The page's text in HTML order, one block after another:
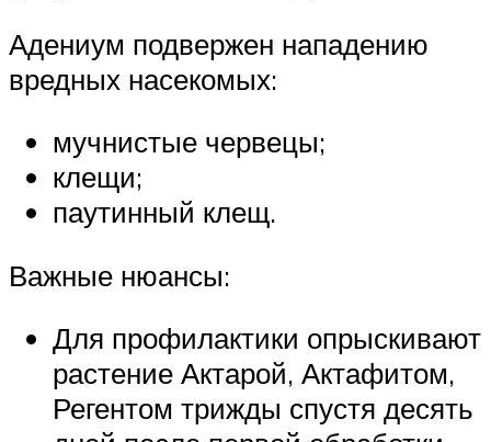
Адениум подвержен нападению
вредных насекомых:
мучнистые червецы;
клещи;
паутинный клещ.
Важные нюансы:
Для профилактики опрыскивают
растение Актарой, Актафитом,
Регентом трижды спустя десять